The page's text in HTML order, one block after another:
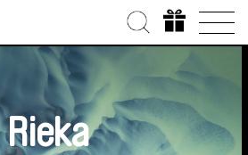
Rieka